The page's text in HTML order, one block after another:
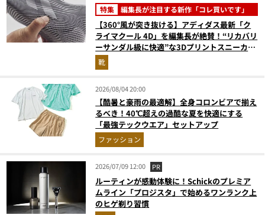
特集 編集長が注目する新作「コレ買いです」
【360°風が突き抜ける】アディダス最新「ク
ライマクール 4D」を編集長が絶賛！“リカバリ
ーサンダル級に快適”な3Dプリントスニーカー
『コレ買いです』Vol.173
靴
2026/08/04 20:00
【酷暑と豪雨の最適解】全身コロンビアで揃え
るべき！40℃超えの過酷な夏を快適にする
「最強テックウエア」セットアップ
ファッション
2026/07/09 12:00 PR
ルーティンが感動体験に！Schickのプレミア
ムライン「プロジスタ」で始めるワンランク上
のヒゲ剃り習慣